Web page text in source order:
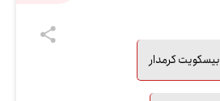
بیسکویت کرمدار